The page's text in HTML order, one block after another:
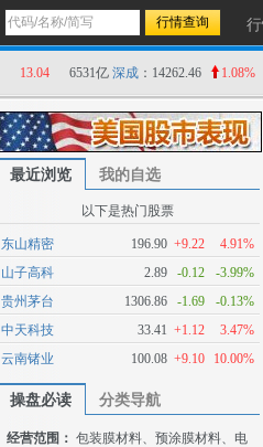
13.04 6531亿 深成 ：14262.46 1.08%
最近浏览 我的自选
以下是热门股票
东山精密 196.90 +9.22
4.91%
山子高科
2.89 -0.12
-3.99%
贵州茅台
1306.86 -1.69
-0.13%
中天科技
33.41 +1.12
3.47%
云南锗业
100.08 +9.10 10.00%
操盘必读 分类导航
经营范围： 包装膜材料、预涂膜材料、电